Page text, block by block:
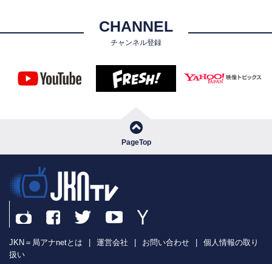
CHANNEL
チャンネル登録
PageTop
JKN＝局アナnetとは 運営会社 お問い合わせ
個人情報の取り
扱い